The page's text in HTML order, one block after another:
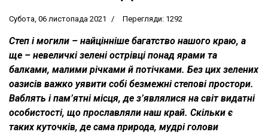
Субота, 06 листопада 2021 Перегляди: 1292
Степ і могили – найцінніше багатство нашого краю, а
ще – невеличкі зелені острівці понад ярами та
балками, малими річками й потічками. Без цих зелених
оазисів важко уявити собі безмежні степові простори.
Ваблять і пам’ятні місця, де з’являлися на світ видатні
особистості, що прославляли наш край. Скільки є
таких куточків, де сама природа, мудрі голови